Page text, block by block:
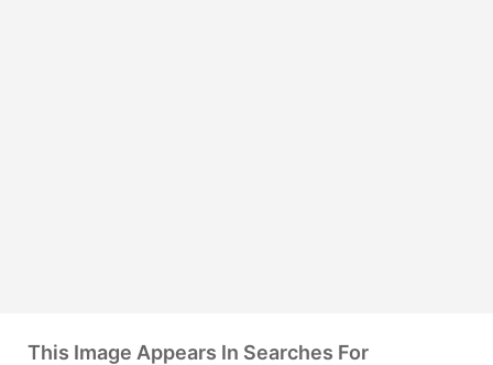
This Image Appears In Searches For